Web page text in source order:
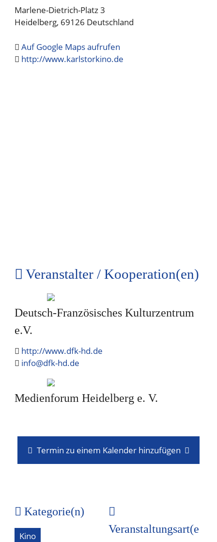
Marlene-Dietrich-Platz 3
Heidelberg, 69126 Deutschland
Auf Google Maps aufrufen
http://www.karlstorkino.de
Veranstalter / Kooperation(en)
Deutsch-Französisches Kulturzentrum
e.V.
http://www.dfk-hd.de
info@dfk-hd.de
Medienforum Heidelberg e. V.
Termin zu einem Kalender hinzufügen
Kategorie(n)
Kino
Veranstaltungsart(e